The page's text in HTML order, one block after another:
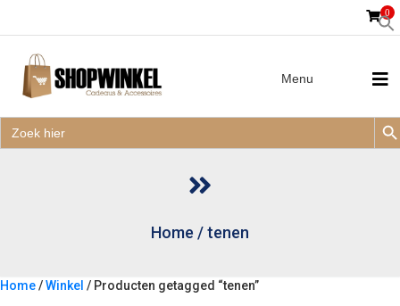
naar:
0
Zoek
naar:
Menu
Home /tenen
Home/Winkel / Producten getagged “tenen”